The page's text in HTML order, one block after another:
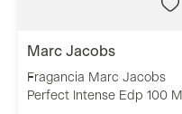
marc jacobs
Fragancia Marc Jacobs
Perfect Intense Edp 100 Ml